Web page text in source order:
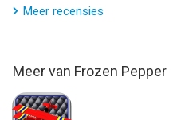
Explorer and RC Plane 3 !
Rc Plane 2 van Frozen Pepper
iPod touch met iOS versie 8.0
Meer recensies
Meer van Frozen Pepper